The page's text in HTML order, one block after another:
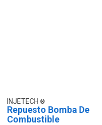
INJETECH
Repuesto Bomba De
Combustible